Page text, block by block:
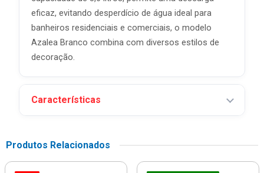
eficaz, evitando desperdício de água ideal para
banheiros residenciais e comerciais, o modelo
Azalea Branco combina com diversos estilos de
decoração.
Características
Produtos Relacionados